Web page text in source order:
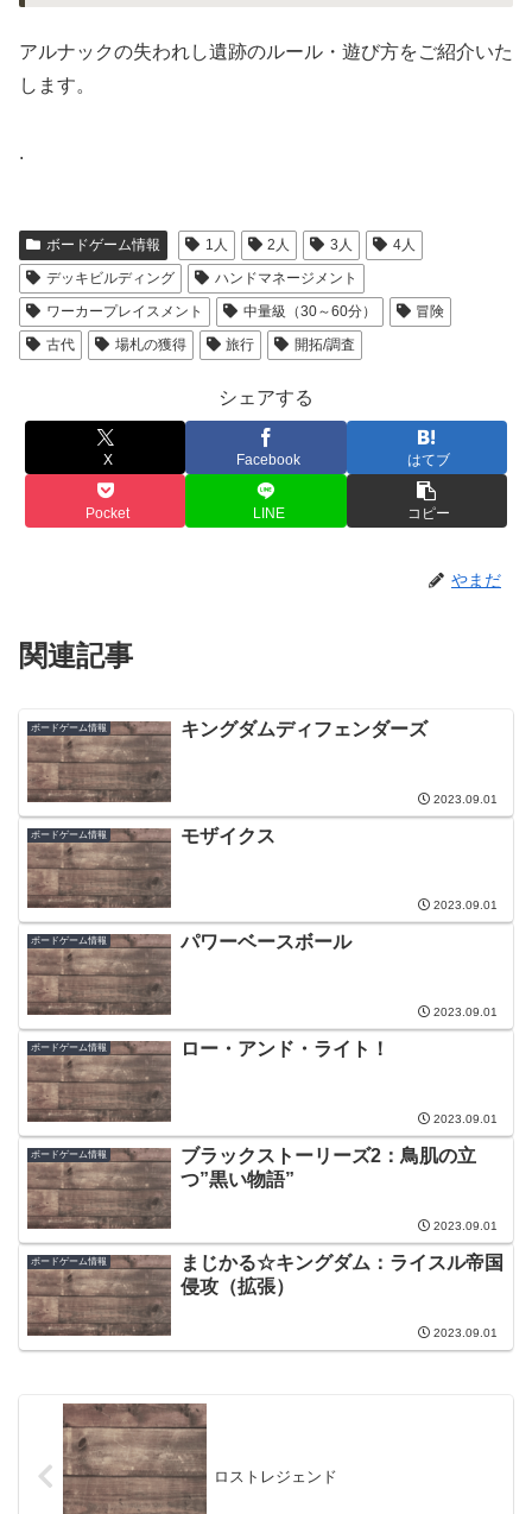
アルナックの失われし遺跡のルール・遊び方をご紹介いた
します。
.
ボードゲーム情報 1人 2人 3人
4人
デッキビルディング
ハンドマネージメント
ワーカープレイスメント
中量級（30～60分）
冒険
古代
場札の獲得 旅行 開拓/調査
シェアする
X Facebook はてブ
Pocket LINE コピー
やまだ
関連記事
ボードゲーム情報 キングダムディフェンダーズ
2023.09.01
ボードゲーム情報 モザイクス
2023.09.01
ボードゲーム情報 パワーベースボール
2023.09.01
ボードゲーム情報 ロー・アンド・ライト！
2023.09.01
ボードゲーム情報
ブラックストーリーズ2：鳥肌の立
つ”黒い物語”
2023.09.01
ボードゲーム情報
まじかる☆キングダム：ライスル帝国
侵攻（拡張）
2023.09.01
ロストレジェンド